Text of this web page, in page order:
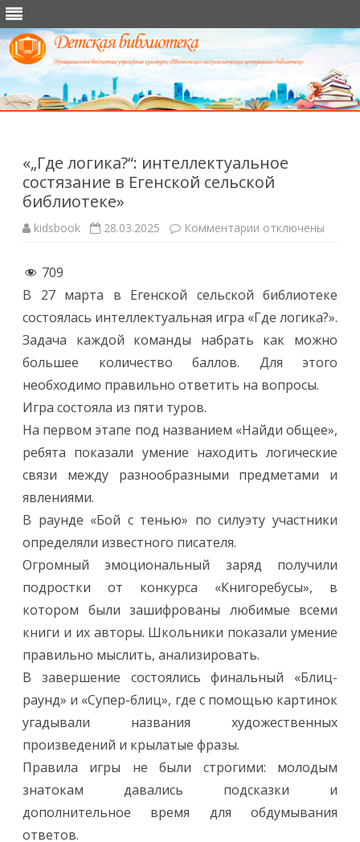
«„Где логика?“: интеллектуальное
состязание в Егенской сельской
библиотеке»
kidsbook 28.03.2025 Комментарии к
в
сельской
библиотеке»
отключены
709
В 27 марта в Егенской сельской библиотеке
состоялась интеллектуальная игра «Где логика?».
Задача каждой команды набрать как можно
большее количество баллов. Для этого
необходимо правильно ответить на вопросы.
Игра состояла из пяти туров.
На первом этапе под названием «Найди общее»,
ребята показали умение находить логические
связи между разнообразными предметами и
явлениями.
В раунде «Бой с тенью» по силуэту участники
определяли известного писателя.
Огромный эмоциональный заряд получили
подростки от конкурса «Книгоребусы», в
котором были зашифрованы любимые всеми
книги и их авторы. Школьники показали умение
правильно мыслить, анализировать.
В завершение состоялись финальный «Блиц-
раунд» и «Супер-блиц», где с помощью картинок
угадывали названия художественных
произведений и крылатые фразы.
Правила игры не были строгими: молодым
знатокам давались подсказки и
дополнительное время для обдумывания
ответов.